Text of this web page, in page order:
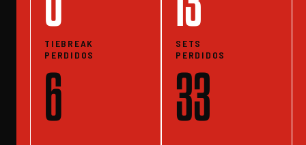
TIEBREAK
PERDIDOS
6
SETS
PERDIDOS
33